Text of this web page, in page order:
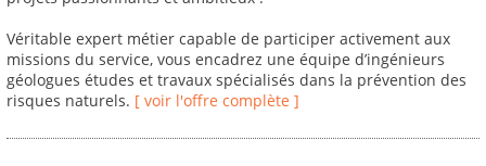
Véritable expert métier capable de participer activement aux
missions du service, vous encadrez une équipe d’ingénieurs
géologues études et travaux spécialisés dans la prévention des
risques naturels. [ voir l'offre complète ]